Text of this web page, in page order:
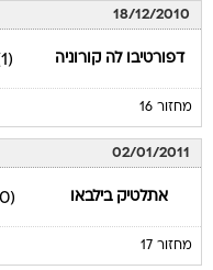
18/12/2010
דפורטיבו לה קורוניה (1)
מחזור 16
02/01/2011
אתלטיק בילבאו (0)
מחזור 17